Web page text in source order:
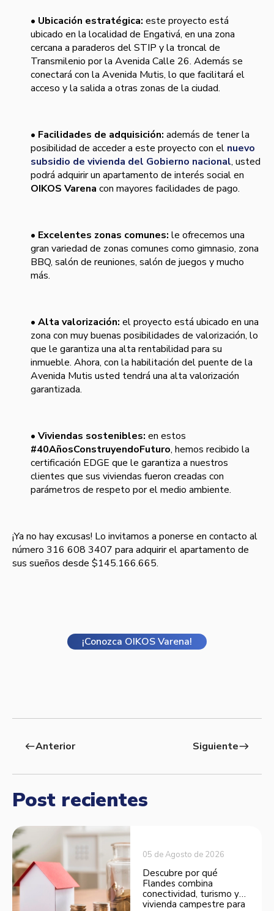
• Ubicación estratégica: este proyecto está
ubicado en la localidad de Engativá, en una zona
cercana a paraderos del STIP y la troncal de
Transmilenio por la Avenida Calle 26. Además se
conectará con la Avenida Mutis, lo que facilitará el
acceso y la salida a otras zonas de la ciudad.
• Facilidades de adquisición: además de tener la
posibilidad de acceder a este proyecto con el nuevo
subsidio de vivienda del Gobierno nacional, usted
podrá adquirir un apartamento de interés social en
OIKOS Varena con mayores facilidades de pago.
• Excelentes zonas comunes: le ofrecemos una
gran variedad de zonas comunes como gimnasio, zona
BBQ, salón de reuniones, salón de juegos y mucho
más.
• Alta valorización: el proyecto está ubicado en una
zona con muy buenas posibilidades de valorización, lo
que le garantiza una alta rentabilidad para su
inmueble. Ahora, con la habilitación del puente de la
Avenida Mutis usted tendrá una alta valorización
garantizada.
• Viviendas sostenibles: en estos
#40AñosConstruyendoFuturo, hemos recibido la
certificación EDGE que le garantiza a nuestros
clientes que sus viviendas fueron creadas con
parámetros de respeto por el medio ambiente.
¡Ya no hay excusas! Lo invitamos a ponerse en contacto al
número 316 608 3407 para adquirir el apartamento de
sus sueños desde $145.166.665.
¡Conozca OIKOS Varena!
westAnterior Siguienteeast
Post recientes
05 de Agosto de 2026
Descubre por qué
Flandes combina
conectividad, turismo y
vivienda campestre para